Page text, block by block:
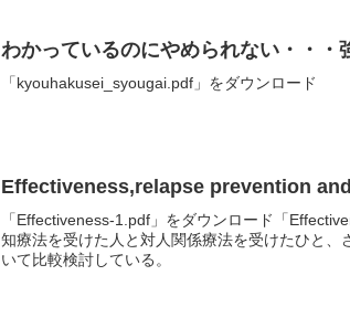
わかっているのにやめられない・・・
「kyouhakusei_syougai.pdf」をダウンロード
Effectiveness,relapse prevention
「Effectiveness-1.pdf」をダウンロード「
知療法を受けた人と対人関係療法を受けたひと
いて比較検討している。